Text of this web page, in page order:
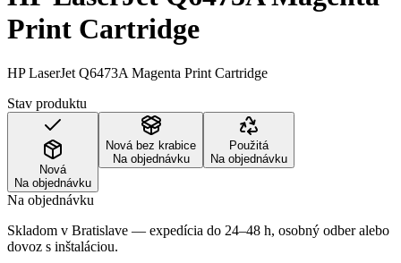
Print Cartridge
HP LaserJet Q6473A Magenta Print Cartridge
Stav produktu
Nová
Na objednávku
Nová bez krabice
Na objednávku
Použitá
Na objednávku
Na objednávku
Skladom v Bratislave — expedícia do 24–48 h, osobný odber alebo
dovoz s inštaláciou.